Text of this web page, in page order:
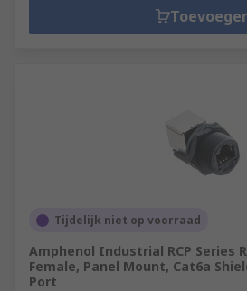
Tijdelijk niet op voorraad
Amphenol Industrial RCP Series
Female, Panel Mount, Cat6a
Port